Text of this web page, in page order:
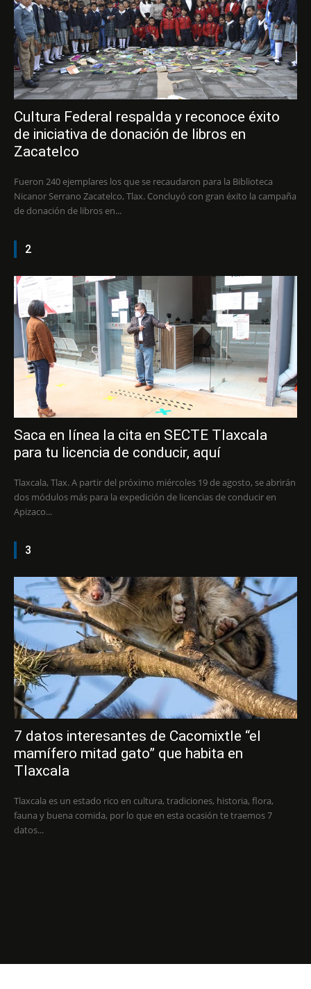
Cultura Federal respalda y reconoce éxito
de iniciativa de donación de libros en
Zacatelco
Fueron 240 ejemplares los que se recaudaron para la Biblioteca
Nicanor Serrano Zacatelco, Tlax. Concluyó con gran éxito la campaña
de donación de libros en...
2
Saca en línea la cita en SECTE Tlaxcala
para tu licencia de conducir, aquí
Tlaxcala, Tlax. A partir del próximo miércoles 19 de agosto, se abrirán
dos módulos más para la expedición de licencias de conducir en
Apizaco...
3
7 datos interesantes de Cacomixtle “el
mamífero mitad gato” que habita en
Tlaxcala
Tlaxcala es un estado rico en cultura, tradiciones, historia, flora,
fauna y buena comida, por lo que en esta ocasión te traemos 7
datos...